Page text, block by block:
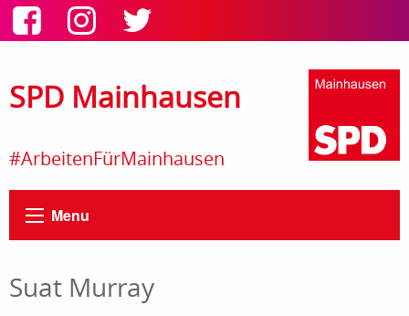
SPD Mainhausen
#ArbeitenFürMainhausen
Menu
Suat Murray